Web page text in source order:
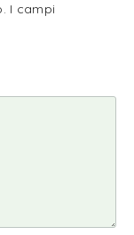
I campi